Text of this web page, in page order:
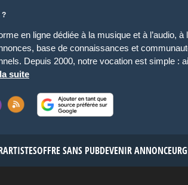
?
en ligne dédiée à la musique et à l’audio, à
base de connaissances et
Depuis 2000, notre vocation est simple :
suite
ARTISTESOFFRE SANS PUBDEVENIR ANNONCEUR